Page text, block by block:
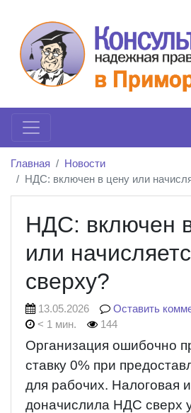
Главная
Новости
НДС: включен в цену или
НДС: включен
или
сверху?
13.05.2026
Оставить
< 1 мин.
144
Организация ошибочно
ставку 0% при
для рабочих. Налоговая
доначислила НДС сверх